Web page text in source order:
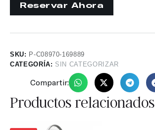
SKU: P-C08970-169889
CATEGORÍA: SIN CATEGORIZAR
Compartir:
Productos relacionados